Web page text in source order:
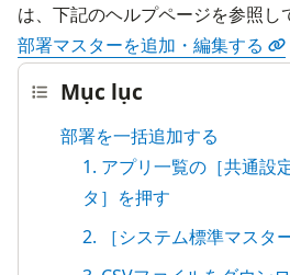
は、下記のヘルプページを参照し
部署マスターを追加・編集する
Mục lục
部署を一括追加する
1. アプリ一覧の［共通設
タ］を押す
2. ［システム標準マスタ